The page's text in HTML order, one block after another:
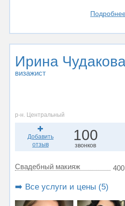
Ирина
визажист
р-н. Центральный
Добавить
отзыв
100
звонков
Свадебный макияж
➡️ Все услуги и цены (5)